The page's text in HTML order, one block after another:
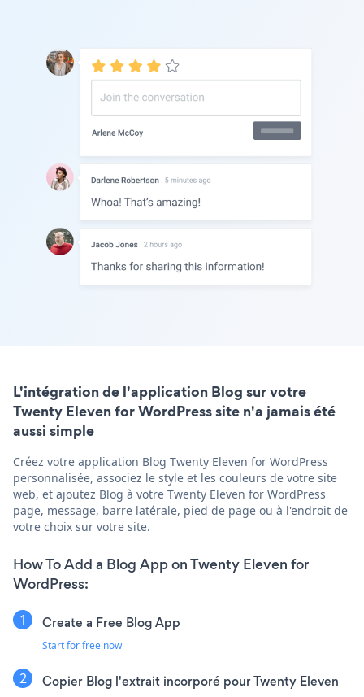
L'intégration de l'application Blog sur votre
Twenty Eleven for WordPress site n'a jamais été
aussi simple
Créez votre application Blog Twenty Eleven for WordPress
personnalisée, associez le style et les couleurs de votre site
web, et ajoutez Blog à votre Twenty Eleven for WordPress
page, message, barre latérale, pied de page ou à l'endroit de
votre choix sur votre site.
How To Add a Blog App on Twenty Eleven for
WordPress:
Create a Free Blog App
Start for free now
Copier Blog l'extrait incorporé pour Twenty Eleven